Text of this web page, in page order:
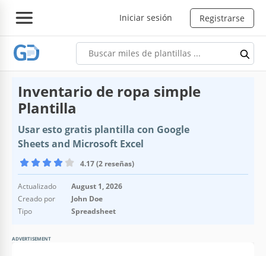
Iniciar sesión Registrarse
Inventario de ropa simple
Plantilla
Usar esto gratis plantilla con Google
Sheets and Microsoft Excel
4.17 (2 reseñas)
Actualizado
August 1, 2026
Creado por
John Doe
Tipo
Spreadsheet
ADVERTISEMENT